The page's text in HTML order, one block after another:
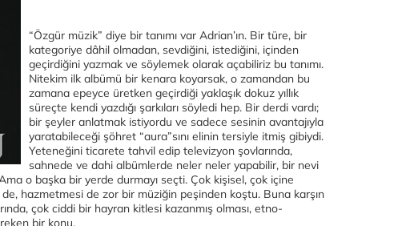
“Özgür müzik” diye bir tanımı var Adrian’ın. Bir türe, bir
kategoriye dâhil olmadan, sevdiğini, istediğini, içinden
geçirdiğini yazmak ve söylemek olarak açabiliriz bu tanımı.
Nitekim ilk albümü bir kenara koyarsak, o zamandan bu
zamana epeyce üretken geçirdiği yaklaşık dokuz yıllık
süreçte kendi yazdığı şarkıları söyledi hep. Bir derdi vardı;
bir şeyler anlatmak istiyordu ve sadece sesinin avantajıyla
yaratabileceği şöhret “aura”sını elinin tersiyle itmiş gibiydi.
Yeteneğini ticarete tahvil edip televizyon şovlarında,
sahnede ve dahi albümlerde neler neler yapabilir, bir nevi
o başka bir yerde durmayı seçti. Çok kişisel, çok içine
hazmetmesi de zor bir müziğin peşinden koştu. Buna karşın
çok ciddi bir hayran kitlesi kazanmış olması, etno-
bir konu.